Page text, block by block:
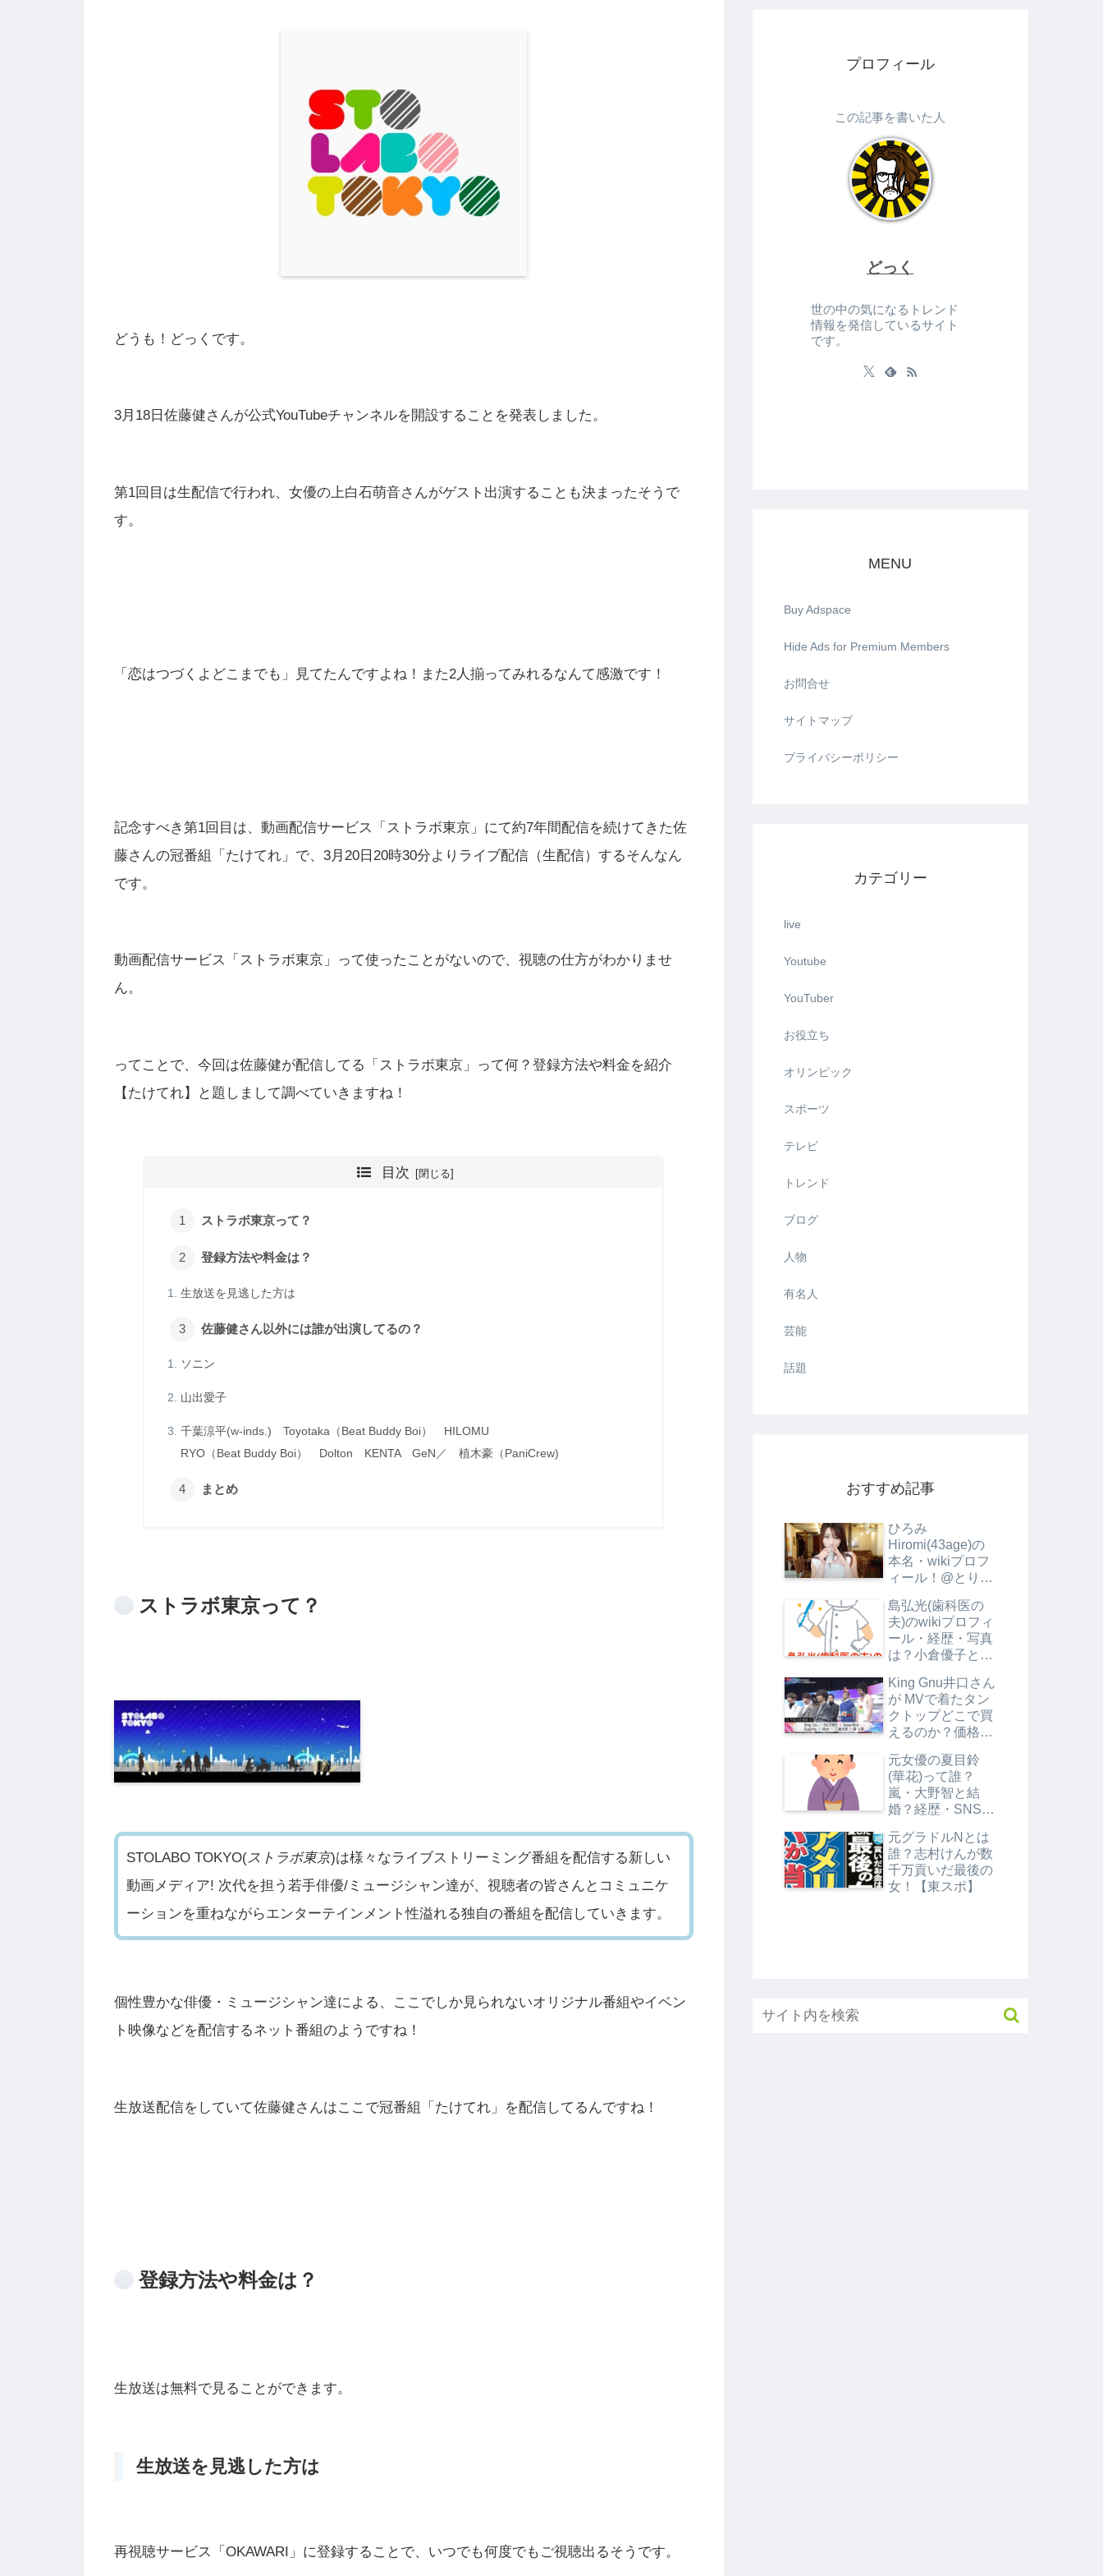
どうも！どっくです。
3月18日佐藤健さんが公式YouTubeチャンネルを開設することを発表しました。
第1回目は生配信で行われ、女優の上白石萌音さんがゲスト出演することも決まったそうで
す。
「恋はつづくよどこまでも」見てたんですよね！また2人揃ってみれるなんて感激です！
記念すべき第1回目は、動画配信サービス「ストラボ東京」にて約7年間配信を続けてきた佐
藤さんの冠番組「たけてれ」で、3月20日20時30分よりライブ配信（生配信）するそんなん
です。
動画配信サービス「ストラボ東京」って使ったことがないので、視聴の仕方がわかりませ
ん。
ってことで、今回は佐藤健が配信してる「ストラボ東京」って何？登録方法や料金を紹介
【たけてれ】と題しまして調べていきますね！
目次
ストラボ東京って？
登録方法や料金は？
生放送を見逃した方は
佐藤健さん以外には誰が出演してるの？
ソニン
山出愛子
千葉涼平(w-inds.) Toyotaka（Beat Buddy Boi） HILOMU
RYO（Beat Buddy Boi） Dolton KENTA GeN／ 植木豪（PaniCrew)
まとめ
ストラボ東京って？
STOLABO TOKYO(ストラボ東京)は様々なライブストリーミング番組を配信する新しい
動画メディア! 次代を担う若手俳優/ミュージシャン達が、視聴者の皆さんとコミュニケ
ーションを重ねながらエンターテインメント性溢れる独自の番組を配信していきます。
個性豊かな俳優・ミュージシャン達による、ここでしか見られないオリジナル番組やイベン
ト映像などを配信するネット番組のようですね！
生放送配信をしていて佐藤健さんはここで冠番組「たけてれ」を配信してるんですね！
登録方法や料金は？
生放送は無料で見ることができます。
生放送を見逃した方は
再視聴サービス「OKAWARI」に登録することで、いつでも何度でもご視聴出るそうです。
プロフィール
この記事を書いた人
どっく
世の中の気になるトレンド
情報を発信しているサイト
です。
MENU
Buy Adspace
Hide Ads for Premium Members
お問合せ
サイトマップ
プライバシーポリシー
カテゴリー
live
Youtube
YouTuber
お役立ち
オリンピック
スポーツ
テレビ
トレンド
ブログ
人物
有名人
芸能
話題
おすすめ記事
ひろみ
Hiromi(43age)の
本名・wikiプロフ
ィール！@とりご
係は？
島弘光(歯科医の
夫)のwikiプロフィ
ール・経歴・写真
は？小倉優子と別
King Gnu井口さん
が MVで着たタン
クトップどこで買
えるのか？価格も
元女優の夏目鈴
(華花)って誰？
嵐・大野智と結
婚？経歴・SNS・
タMEGA】
元グラドルNとは
誰？志村けんが数
千万貢いだ最後の
女！【東スポ】